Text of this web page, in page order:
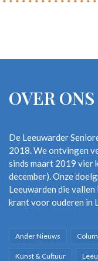
OVER ONS
De Leeuwarder
2018. We ontvingen
sinds maart 2019 vier
december). Onze
Leeuwarden die
krant voor ouderen in
Ander Nieuws
Kunst & Cultuur